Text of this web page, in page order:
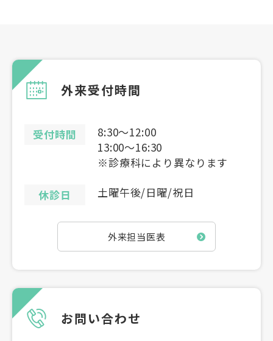
外来受付時間
受付時間
8:30〜12:00
13:00〜16:30
※診療科により異なります
休診日 土曜午後/日曜/祝日
外来担当医表
お問い合わせ